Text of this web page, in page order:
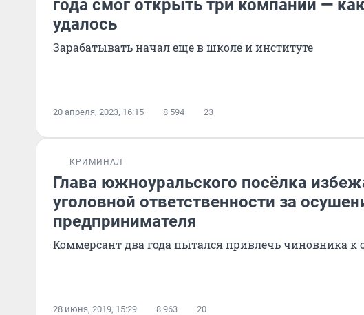
года смог открыть три компании —
удалось
Зарабатывать начал еще в школе и институте
20 апреля, 2023, 16:15 8 594 23
КРИМИНАЛ
Глава южноуральского посёлка
уголовной ответственности за
предпринимателя
Коммерсант два года пытался привлечь чиновника к
28 июня, 2019, 15:29 8 963 20